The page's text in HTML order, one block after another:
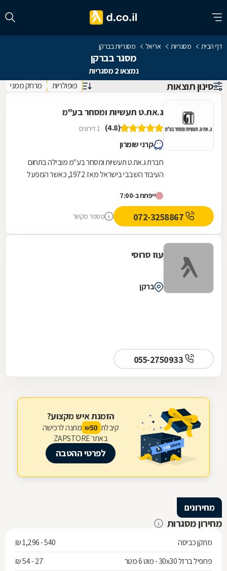
דף הבית מסגריות אריאל מסגריות בברקן
מסגר בברקן
נמצאו 2 מסגריות
סינון תוצאות פופולריות מרחק ממני
ג.את.ט תעשיות ומסחר בע"מ
(4.8) 1 דירוגים
קרני שומרון
חברת ג.את.ט תעשיות ומסחר בע"מ מובילה בתחום
העיבוד השבבי בישראל מאז 1972, כאשר המפעל
ניצול...ייפתח ב-7:00
מספר מקשר
עוז סרוסי
ברקן
הזמנת איש מקצוע?
קיבלת 50
₪ מתנה לרכישה
באתר ZAPSTORE
לפרטי ההטבה
מחירונים
מחירון מסגרות
מתקן כביסה
540 - 1,296 ₪
פרופיל ברזל 30x30 - מוט 6 מטר
27 - 54 ₪